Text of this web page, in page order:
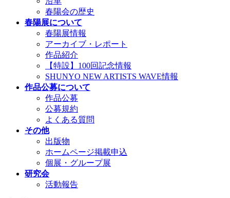
春陽会の歴史
春陽展について
春陽展情報
アーカイブ・レポート
作品紹介
【特設】100回記念情報
SHUNYO NEW ARTISTS WAVE情報
作品公募について
作品公募
公募規約
よくある質問
その他
出版物
ホームページ掲載申込
個展・グループ展
研究会
活動報告